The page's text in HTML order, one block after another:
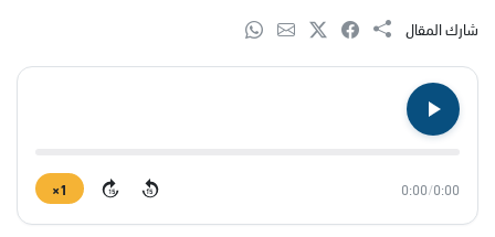
شارك المقال
0:00
/
0:00
15
15
1×